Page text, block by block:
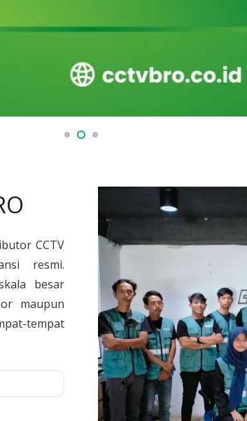
CCTV
resmi.
besar
maupun
tempat